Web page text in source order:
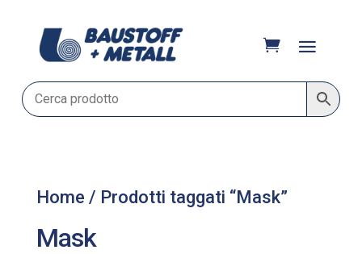
Home / Prodotti taggati “Mask”
Mask